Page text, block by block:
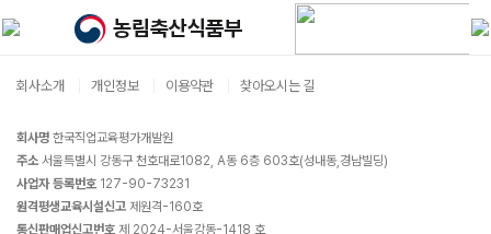
회사소개 개인정보 이용약관 찾아오시는 길
회사명 한국직업교육평가개발원
주소 서울특별시 강동구 천호대로1082, A동 6층 603호(성내동,경남빌딩)
사업자 등록번호 127-90-73231
원격평생교육시설신고 제원격-160호
통신판매업신고번호 제 2024-서울강동-1418 호